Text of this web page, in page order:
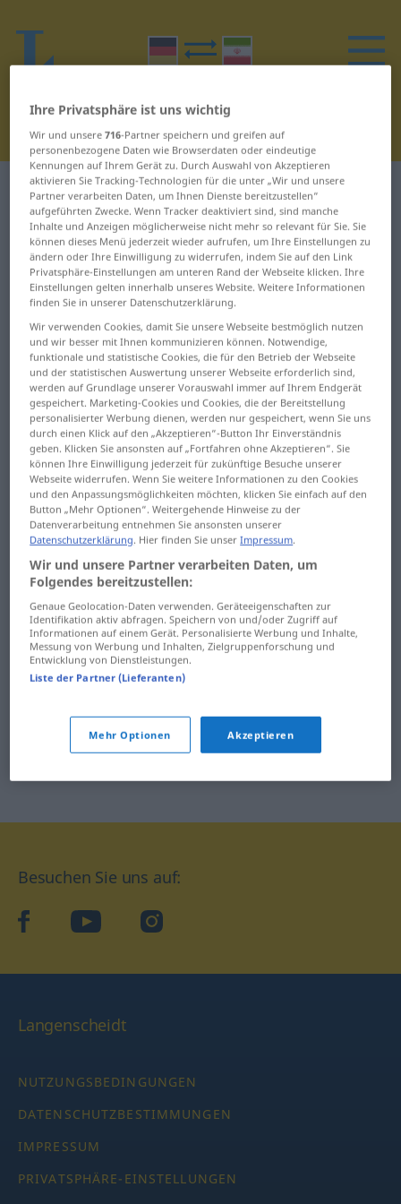
Deutsch-Persisch Wörterbuch H 18
Wörter auf Deutsch, die mit H
beginnen – HIV-positiv ...
Hocker
HIV-positiv
HNO-Arzt
Hobby
Hobel
hoch
Hochbetrieb
Hochebene
Hochgebirge
Hochhaus
hochheben
hochladen
hochnäsig
Hochsaison
Hochschule
hochsensibel
Hochsommer
Hochsprache
Hochsprung
Hochzeit
Hocker
Besuchen Sie uns auf:
facebook YouTube Instagram
Langenscheidt
NUTZUNGSBEDINGUNGEN
DATENSCHUTZBESTIMMUNGEN
IMPRESSUM
PRIVATSPHÄRE-EINSTELLUNGEN
Ihre Privatsphäre ist uns wichtig
Wir und unsere716-Partner speichern und greifen auf
personenbezogene Daten wie Browserdaten oder eindeutige
Kennungen auf Ihrem Gerät zu. Durch Auswahl von Akzeptieren
aktivieren Sie Tracking-Technologien für die unter „Wir und unsere
Partner verarbeiten Daten, um Ihnen Dienste bereitzustellen“
aufgeführten Zwecke. Wenn Tracker deaktiviert sind, sind manche
Inhalte und Anzeigen möglicherweise nicht mehr so relevant für Sie. Sie
können dieses Menü jederzeit wieder aufrufen, um Ihre Einstellungen zu
ändern oder Ihre Einwilligung zu widerrufen, indem Sie auf den Link
Privatsphäre-Einstellungen am unteren Rand der Webseite klicken. Ihre
Einstellungen gelten innerhalb unseres Website. Weitere Informationen
finden Sie in unserer Datenschutzerklärung.
Wir verwenden Cookies, damit Sie unsere Webseite bestmöglich nutzen
und wir besser mit Ihnen kommunizieren können. Notwendige,
funktionale und statistische Cookies, die für den Betrieb der Webseite
und der statistischen Auswertung unserer Webseite erforderlich sind,
werden auf Grundlage unserer Vorauswahl immer auf Ihrem Endgerät
gespeichert. Marketing-Cookies und Cookies, die der Bereitstellung
personalisierter Werbung dienen, werden nur gespeichert, wenn Sie uns
durch einen Klick auf den „Akzeptieren“-Button Ihr Einverständnis
geben. Klicken Sie ansonsten auf „Fortfahren ohne Akzeptieren“. Sie
können Ihre Einwilligung jederzeit für zukünftige Besuche unserer
Webseite widerrufen. Wenn Sie weitere Informationen zu den Cookies
und den Anpassungsmöglichkeiten möchten, klicken Sie einfach auf den
Button „Mehr Optionen“. Weitergehende Hinweise zu der
Datenverarbeitung entnehmen Sie ansonsten unserer
Datenschutzerklärung. Hier finden Sie unserImpressum.
Wir und unsere Partner verarbeiten Daten, um
Folgendes bereitzustellen:
Genaue Geolocation-Daten verwenden. Geräteeigenschaften zur
Identifikation aktiv abfragen. Speichern von und/oder Zugriff auf
Informationen auf einem Gerät. Personalisierte Werbung und Inhalte,
Messung von Werbung und Inhalten, Zielgruppenforschung und
Entwicklung von Dienstleistungen.
Liste der Partner (Lieferanten)
Mehr Optionen Akzeptieren